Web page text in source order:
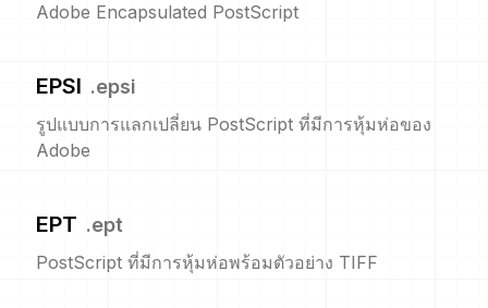
Adobe Encapsulated PostScript
EPSI .epsi
รูปแบบการแลกเปลี่ยน PostScript ที่มีการหุ้มห่อของ
Adobe
EPT .ept
PostScript ที่มีการหุ้มห่อพร้อมตัวอย่าง TIFF